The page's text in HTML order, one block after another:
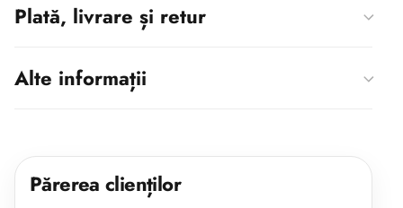
Plată, livrare și retur
Alte informații
Părerea clienților